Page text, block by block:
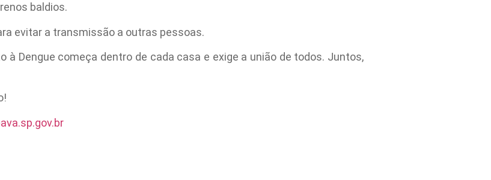
baldios.
evitar a transmissão a outras pessoas.
à Dengue começa dentro de cada casa e exige a união de todos. Juntos,